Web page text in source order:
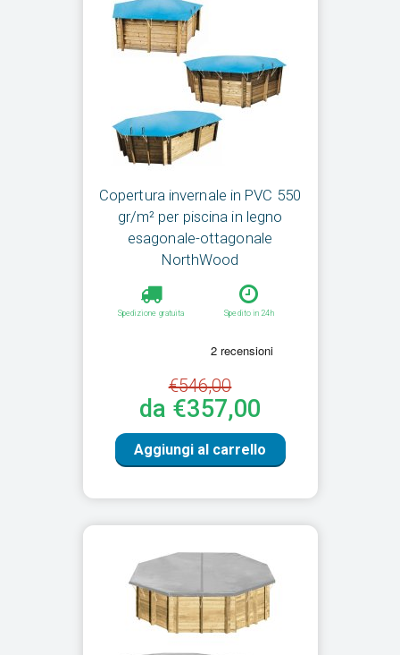
Copertura invernale in PVC 550
gr/m² per piscina in legno
esagonale-ottagonale
NorthWood
Spedizione gratuita Spedito in 24h
€546,00
da €357,00
Aggiungi al carrello